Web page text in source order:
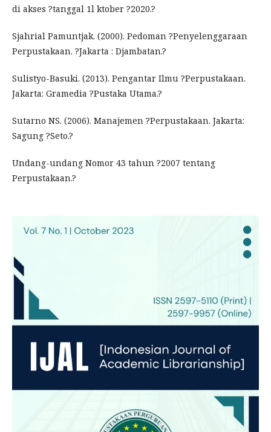
di akses ?tanggal 1l ktober ?2020.?
Sjahrial Pamuntjak. (2000). Pedoman ?Penyelenggaraan
Perpustakaan. ?Jakarta : Djambatan.?
Sulistyo-Basuki. (2013). Pengantar Ilmu ?Perpustakaan.
Jakarta: Gramedia ?Pustaka Utama.?
Sutarno NS. (2006). Manajemen ?Perpustakaan. Jakarta:
Sagung ?Seto.?
Undang-undang Nomor 43 tahun ?2007 tentang
Perpustakaan.?